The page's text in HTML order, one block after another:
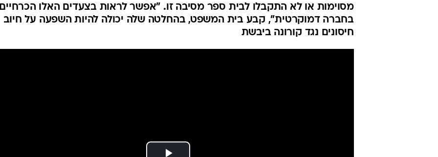
מסוימות או לא התקבלו לבית ספר מסיבה זו. "אפשר לראות בצעדים האלו
בחברה דמוקרטית", קבע בית המשפט, בהחלטה שלה יכולה להיות השפעה על חיוב
חיסונים נגד קורונה ביבשת